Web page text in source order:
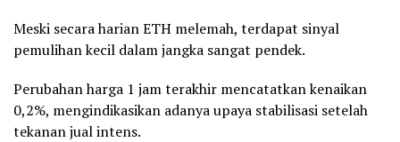
Meski secara harian ETH melemah, terdapat sinyal
pemulihan kecil dalam jangka sangat pendek.
Perubahan harga 1 jam terakhir mencatatkan kenaikan
0,2%, mengindikasikan adanya upaya stabilisasi setelah
tekanan jual intens.